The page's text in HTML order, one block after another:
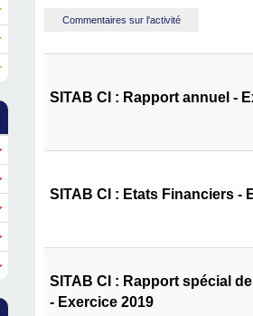
Commentaires sur l'activité
SITAB CI : Rapport annuel -
SITAB CI : Etats Financiers -
SITAB CI : Rapport spécial
- Exercice 2019